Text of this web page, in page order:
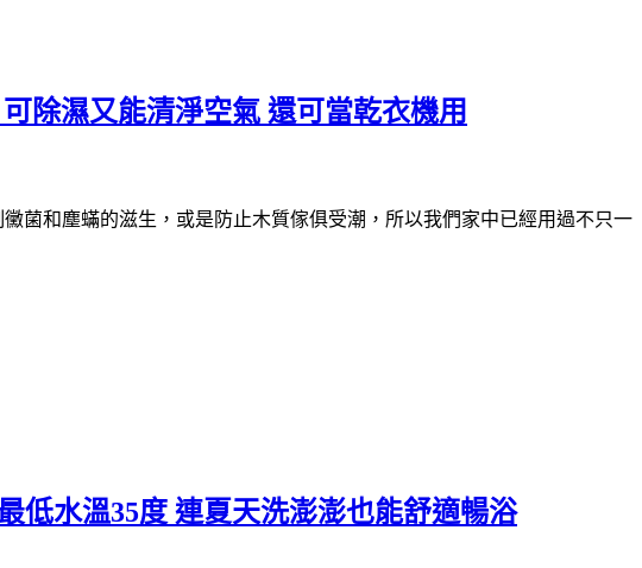
除濕又能清淨空氣 還可當乾衣機用
菌和塵蟎的滋生，或是防止木質傢俱受潮，所以我們家中已經用過不只一
低水溫35度 連夏天洗澎澎也能舒適暢浴